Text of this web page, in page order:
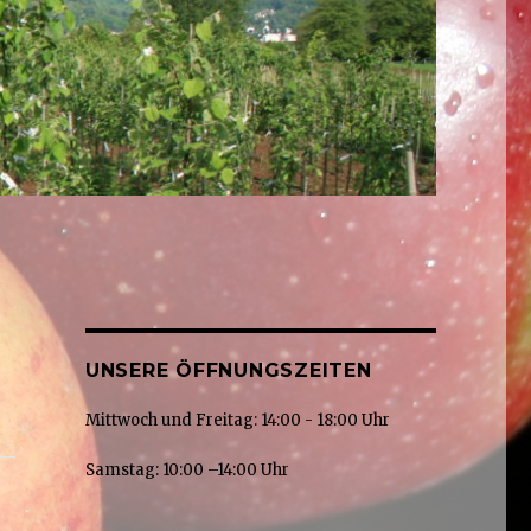
UNSERE ÖFFNUNGSZEITEN
Mittwoch und Freitag: 14:00 - 18:00 Uhr
Samstag: 10:00 –14:00 Uhr